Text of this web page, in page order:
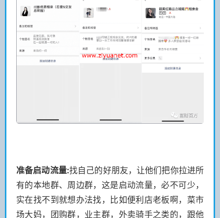
准备启动流量:找自己的好朋友，让他们把你拉进所
有的本地群、周边群，这是启动流量，必不可少，
实在找不到就想办法找，比如便利店老板啊，菜市
场大妈，团购群，业主群，外卖骑手之类的，跟他